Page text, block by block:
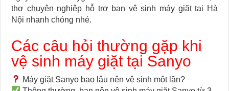
thợ chuyên nghiệp hỗ trợ bạn vệ sinh máy giặt tại Hà
Nội nhanh chóng nhé.
Các câu hỏi thường gặp khi
vệ sinh máy giặt tại Sanyo
Máy giặt Sanyo bao lâu nên vệ sinh một lần?